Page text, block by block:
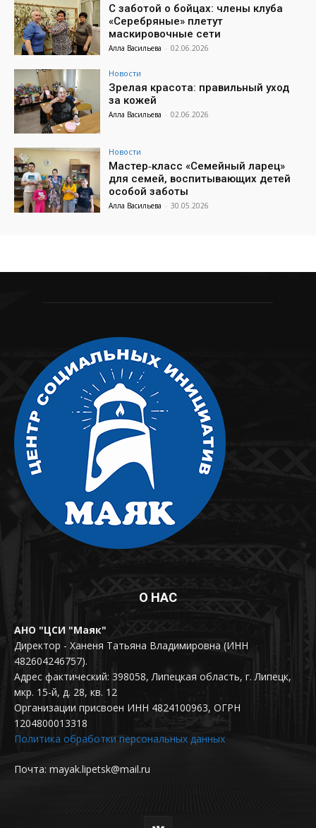
С заботой о бойцах: члены клуба
«Серебряные» плетут
маскировочные сети
Алла Васильева - 02.06.2026
Новости
Зрелая красота: правильный уход
за кожей
Алла Васильева - 02.06.2026
Новости
Мастер‑класс «Семейный ларец»
для семей, воспитывающих детей
особой заботы
Алла Васильева - 30.05.2026
О НАС
АНО "ЦСИ "Маяк"
Директор - Ханеня Татьяна Владимировна (ИНН
482604246757).
Адрес фактический: 398058, Липецкая область, г. Липецк,
мкр. 15-й, д. 28, кв. 12
Организации присвоен ИНН 4824100963, ОГРН
1204800013318
Политика обработки персональных данных
Почта: mayak.lipetsk@mail.ru